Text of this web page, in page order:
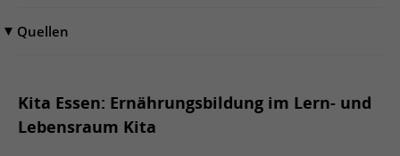
Quellen
Kita Essen: Ernährungsbildung im Lern- und
Lebensraum Kita